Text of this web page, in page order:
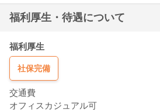
協調性がある
明るいタイプ
清潔感がある
責任感がある
福利厚生・待遇について
福利厚生
社保完備
交通費
オフィスカジュアル可